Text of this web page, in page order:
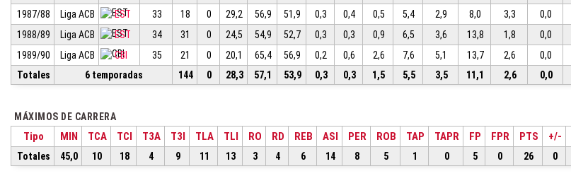
1987/88
Liga ACB EST 33 18 0 29,2 56,9 51,9 0,3 0,4 0,5 5,4 2,9 8,0 3,3 0,0
1988/89
Liga ACB EST 34 31 0 24,5 54,9 52,7 0,3 0,3 0,9 6,5 3,6 13,8 1,8 0,0
1989/90
Liga ACB CBI 35 21 0 20,1 65,4 56,9 0,2 0,6 2,6 7,6 5,1 13,7 2,6 0,0
Totales
6 temporadas 144 0 28,3 57,1 53,9 0,3 0,3 1,5 5,5 3,5 11,1 2,6 0,0
MÁXIMOS DE CARRERA
Tipo MIN TCA TCI T3A T3I TLA TLI RO RD REB ASI PER ROB TAP TAPR FP FPR PTS +/-
Totales 45,0 10 18 4 9 11 13 3 4 6 14 8 5 1 0 5 0 26 0